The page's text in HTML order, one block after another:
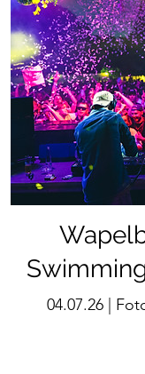
04.07.26 |